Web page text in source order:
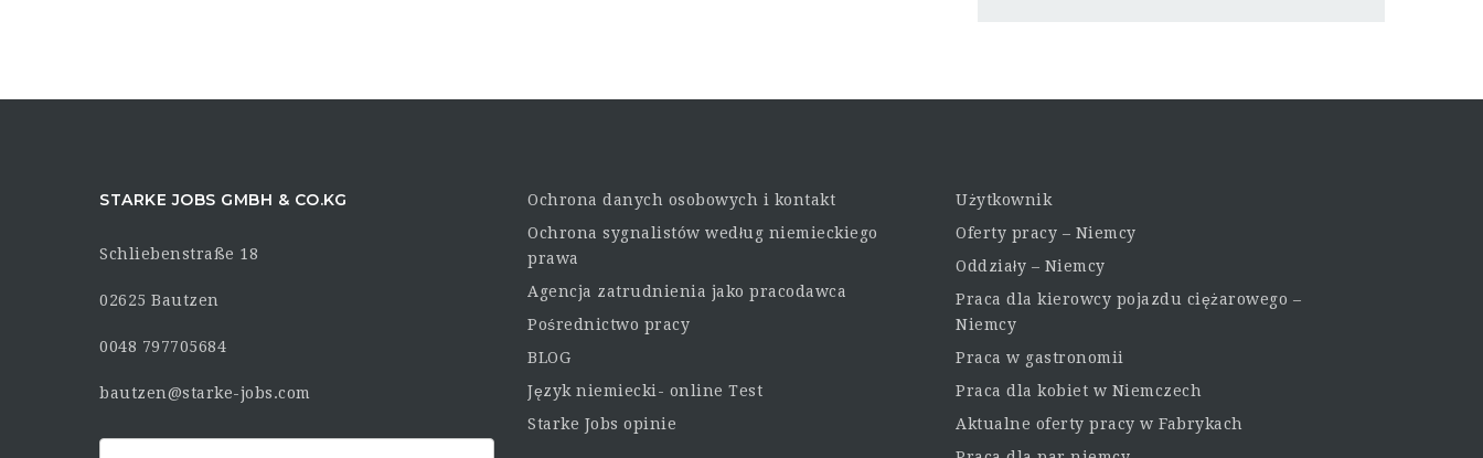
STARKE JOBS GMBH & CO.KG
Schliebenstraße 18
02625 Bautzen
0048 797705684
bautzen@starke-jobs.com
Ochrona danych osobowych i kontakt
Ochrona sygnalistów według niemieckiego
prawa
Agencja zatrudnienia jako pracodawca
Pośrednictwo pracy
BLOG
Język niemiecki- online Test
Starke Jobs opinie
Użytkownik
Oferty pracy – Niemcy
Oddziały – Niemcy
Praca dla kierowcy pojazdu ciężarowego –
Niemcy
Praca w gastronomii
Praca dla kobiet w Niemczech
Aktualne oferty pracy w Fabrykach